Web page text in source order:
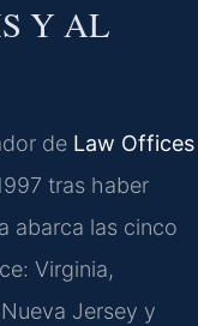
Y AL
de Law Offices
tras haber
abarca las cinco
Virginia,
Jersey y